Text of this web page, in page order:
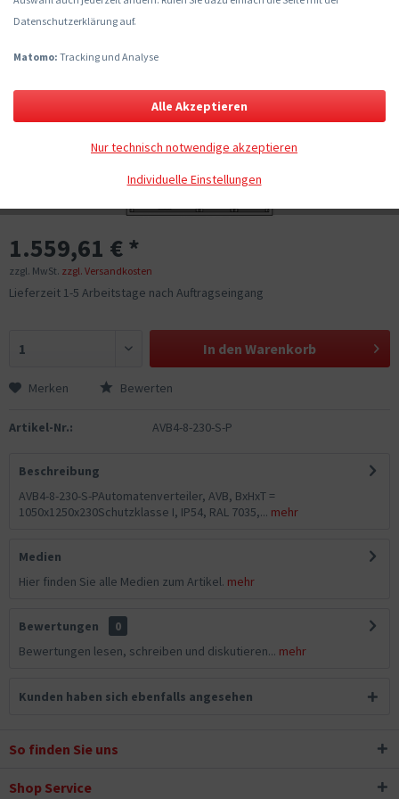
1.559,61 € *
zzgl. MwSt. zzgl. Versandkosten
Lieferzeit 1-5 Arbeitstage nach Auftragseingang
In den Warenkorb
Merken Bewerten
Artikel-Nr.: AVB4-8-230-S-P
Beschreibung
AVB4-8-230-S-PAutomatenverteiler, AVB, BxHxT =
1050x1250x230Schutzklasse I, IP54, RAL 7035,... mehr
Medien
Hier finden Sie alle Medien zum Artikel. mehr
Bewertungen
0
Bewertungen lesen, schreiben und diskutieren... mehr
Kunden haben sich ebenfalls angesehen
So finden Sie uns
Shop Service
Datenschutzerklärung auf.
Matomo: Tracking und Analyse
Individuelle Einstellungen
Nur technisch notwendige akzeptieren
Alle Akzeptieren